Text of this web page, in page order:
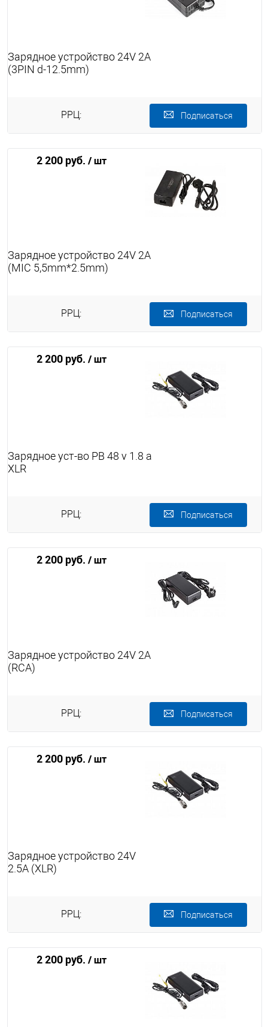
Зарядное устройство 24V 2A
(3PIN d-12.5mm)
РРЦ:
2 200 руб. / шт
Подписаться
Зарядное устройство 24V 2A
(MIC 5,5mm*2.5mm)
РРЦ:
2 200 руб. / шт
Подписаться
Зарядное уст-во PB 48 v 1.8 a
XLR
РРЦ:
2 200 руб. / шт
Подписаться
Зарядное устройство 24V 2A
(RСА)
РРЦ:
2 200 руб. / шт
Подписаться
Зарядное устройство 24V
2.5A (XLR)
РРЦ:
2 200 руб. / шт
Подписаться